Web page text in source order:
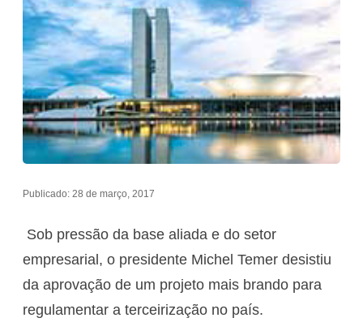
Publicado: 28 de março, 2017
Sob pressão da base aliada e do setor
empresarial, o presidente Michel Temer desistiu
da aprovação de um projeto mais brando para
regulamentar a terceirização no país.